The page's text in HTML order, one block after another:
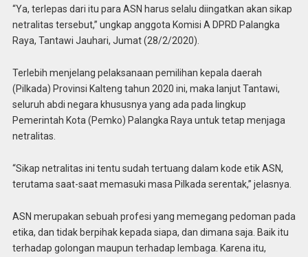
“Ya, terlepas dari itu para ASN harus selalu diingatkan akan sikap
netralitas tersebut,” ungkap anggota Komisi A DPRD Palangka
Raya, Tantawi Jauhari, Jumat (28/2/2020).
Terlebih menjelang pelaksanaan pemilihan kepala daerah
(Pilkada) Provinsi Kalteng tahun 2020 ini, maka lanjut Tantawi,
seluruh abdi negara khususnya yang ada pada lingkup
Pemerintah Kota (Pemko) Palangka Raya untuk tetap menjaga
netralitas.
“Sikap netralitas ini tentu sudah tertuang dalam kode etik ASN,
terutama saat-saat memasuki masa Pilkada serentak,” jelasnya.
ASN merupakan sebuah profesi yang memegang pedoman pada
etika, dan tidak berpihak kepada siapa, dan dimana saja. Baik itu
terhadap golongan maupun terhadap lembaga. Karena itu,